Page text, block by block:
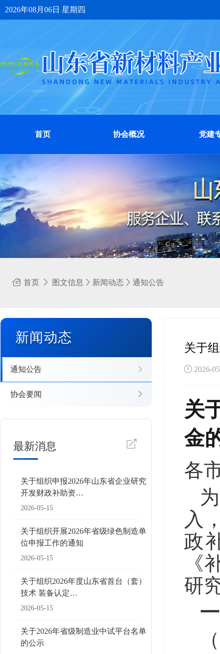
2026年08月06日 星期四
首页 协会概况 党建
首页 图文信息 新闻动态 通知公告
新闻动态
通知公告
协会要闻
最新消息
关于组织申报2026年山东省企业研究
开发财政补助资…
2026-05-15
关于组织开展2026年省级绿色制造单
位申报工作的通知
2026-05-15
关于组织2026年度山东省首台（套）
技术 装备认定…
2026-05-15
关于2026年省级制造业中试平台名单
的公示
关于
2026-
关
金
各
入
政
《
研